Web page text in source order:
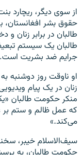
از سوی دیگر، ریچارد
حقوق بشر
طالبان در برابر زنان و
طالبان یک سیستم
جرایم ضد بشریت است.
او ناوقت روز دوشنبه
زنان در یک پیام
منکر حکومت طالبان
که عمل ظالم و ستم بر
می‌کند.»
سیف‌الاسلام خیبر،